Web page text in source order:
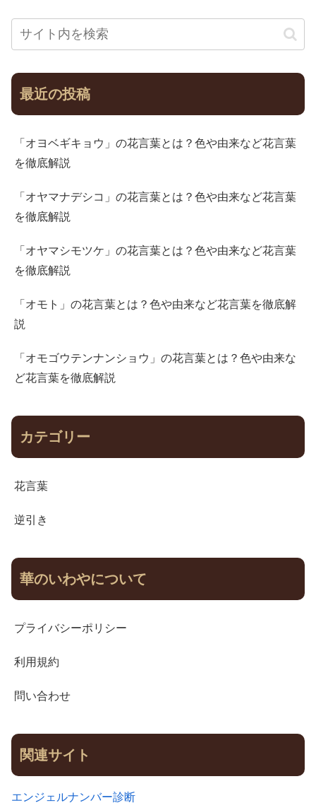
最近の投稿
「オヨベギキョウ」の花言葉とは？色や由来など花言葉
を徹底解説
「オヤマナデシコ」の花言葉とは？色や由来など花言葉
を徹底解説
「オヤマシモツケ」の花言葉とは？色や由来など花言葉
を徹底解説
「オモト」の花言葉とは？色や由来など花言葉を徹底解
説
「オモゴウテンナンショウ」の花言葉とは？色や由来な
ど花言葉を徹底解説
カテゴリー
花言葉
逆引き
華のいわやについて
プライバシーポリシー
利用規約
問い合わせ
関連サイト
エンジェルナンバー診断